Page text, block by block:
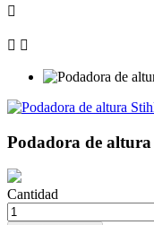

 
Podadora de
Cantidad